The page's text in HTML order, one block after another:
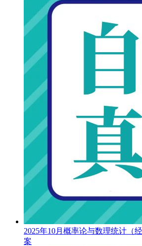
2025年10月概率论与数理统计（
案